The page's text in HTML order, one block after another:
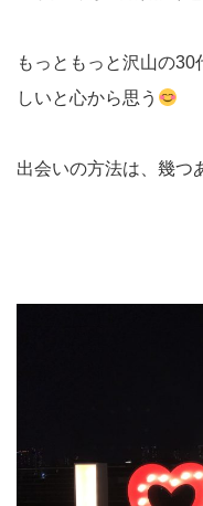
もっともっと沢山の
しいと心から思う
出会いの方法は、幾つ